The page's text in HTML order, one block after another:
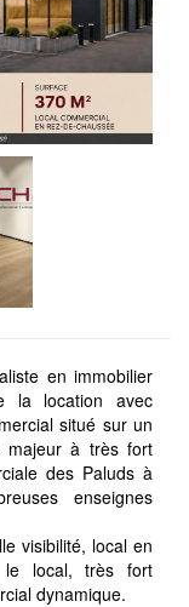
en immobilier
la location avec
situé sur un
majeur à très fort
des Paluds à
enseignes
visibilité, local en
le local, très fort
dynamique.